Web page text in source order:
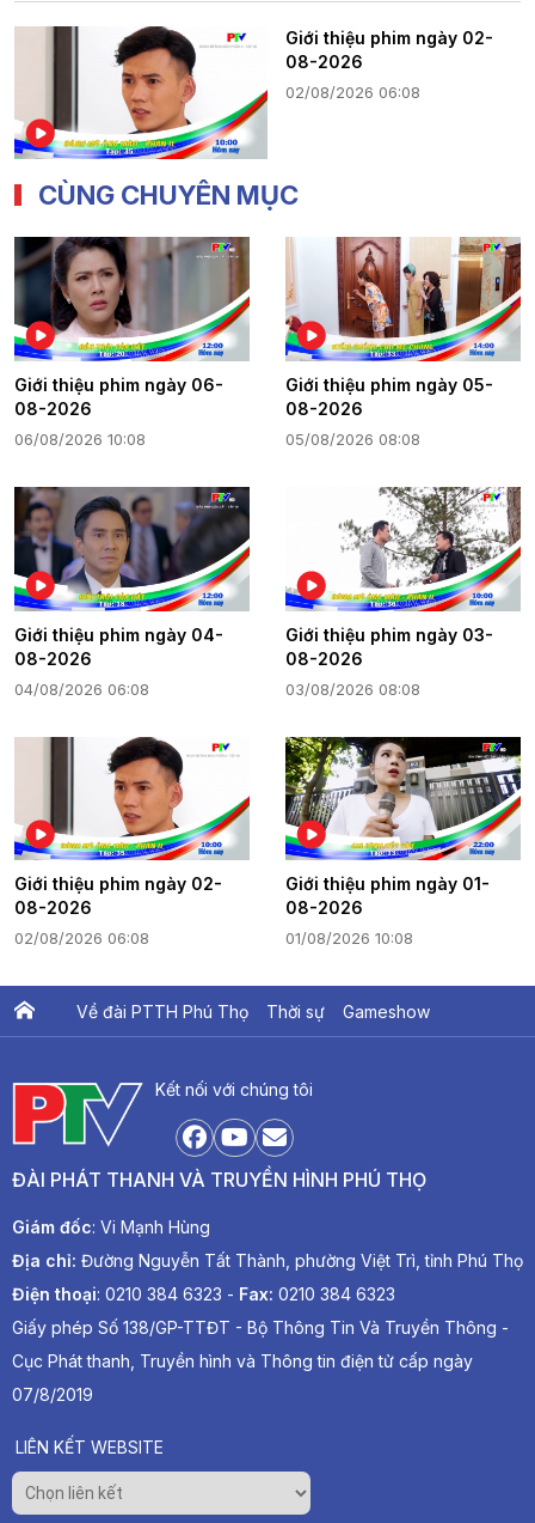
Giới thiệu phim ngày 02-
08-2026
02/08/2026 06:08
CÙNG CHUYÊN MỤC
Giới thiệu phim ngày 06-
08-2026
06/08/2026 10:08
Giới thiệu phim ngày 05-
08-2026
05/08/2026 08:08
Giới thiệu phim ngày 04-
08-2026
04/08/2026 06:08
Giới thiệu phim ngày 03-
08-2026
03/08/2026 08:08
Giới thiệu phim ngày 02-
08-2026
02/08/2026 06:08
Giới thiệu phim ngày 01-
08-2026
01/08/2026 10:08
Về đài PTTH Phú Thọ Thời sự Gameshow
Kết nối với chúng tôi
ĐÀI PHÁT THANH VÀ TRUYỀN HÌNH PHÚ THỌ
Giám đốc: Vi Mạnh Hùng
Địa chỉ: Đường Nguyễn Tất Thành, phường Việt Trì, tỉnh Phú Thọ
Điện thoại: 0210 384 6323 - Fax: 0210 384 6323
Giấy phép Số 138/GP-TTĐT - Bộ Thông Tin Và Truyền Thông -
Cục Phát thanh, Truyền hình và Thông tin điện tử cấp ngày
07/8/2019
LIÊN KẾT WEBSITE